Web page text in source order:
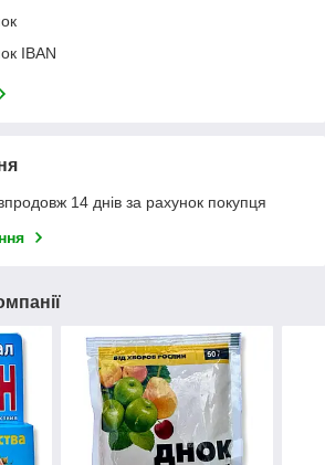
IBAN
14 днів за рахунок покупця